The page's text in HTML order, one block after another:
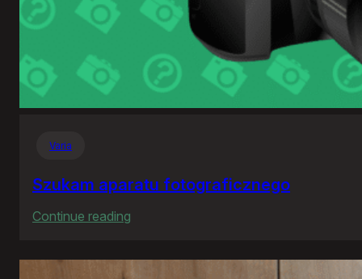
Varia
Szukam aparatu fotograficznego
Continue reading
aparatu